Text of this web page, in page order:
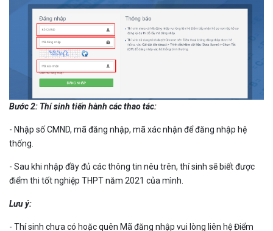
Bước 2: Thí sinh tiến hành các thao tác:
- Nhập số CMND, mã đăng nhập, mã xác nhận để đăng nhập hệ
thống.
- Sau khi nhập đầy đủ các thông tin nêu trên, thí sinh sẽ biết được
điểm thi tốt nghiệp THPT năm 2021 của mình.
Lưu ý:
- Thí sinh chưa có hoặc quên Mã đăng nhập vui lòng liên hệ Điểm